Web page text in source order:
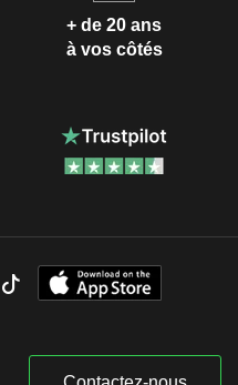
+ de 20 ans
à vos côtés